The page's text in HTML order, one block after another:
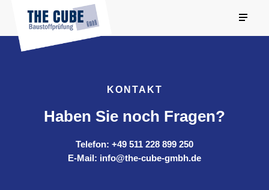
KONTAKT
Haben Sie noch Fragen?
Telefon: +49 511 228 899 250
E-Mail: info@the-cube-gmbh.de